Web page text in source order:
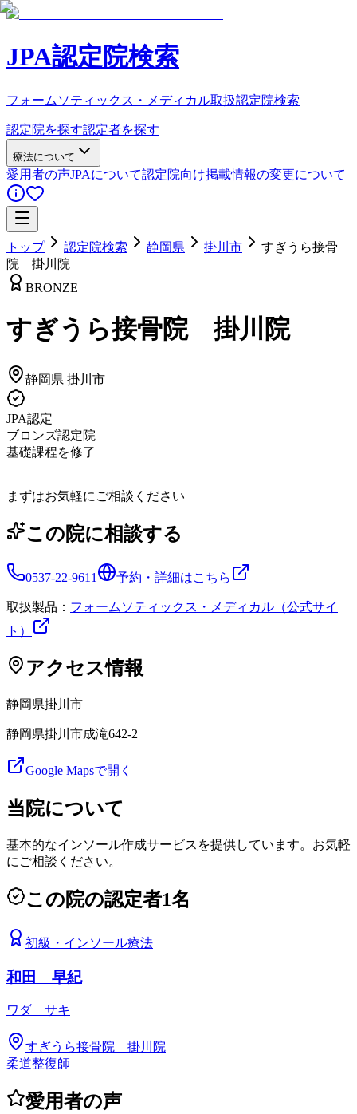
JPA認定院検索
フォームソティックス・メディカル取扱認定院検索
認定院を探す認定者を探す
療法について
愛用者の声JPAについて認定院向け掲載情報の変更について
トップ 認定院検索 静岡県 掛川市
すぎうら接骨
院 掛川院
BRONZE
すぎうら接骨院 掛川院
静岡県 掛川市
JPA認定
ブロンズ認定院
基礎課程を修了
まずはお気軽にご相談ください
この院に相談する
0537-22-9611 予約・詳細はこちら
取扱製品： フォームソティックス・メディカル（公式サイ
ト）
アクセス情報
静岡県掛川市
静岡県掛川市成滝642-2
Google Mapsで開く
当院について
基本的なインソール作成サービスを提供しています。お気軽
にご相談ください。
この院の認定者1名
初級 ・ インソール療法
和田 早紀
ワダ サキ
すぎうら接骨院 掛川院
柔道整復師
愛用者の声